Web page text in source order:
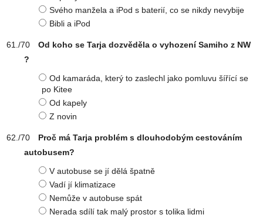
Svého manžela a iPod s baterií, co se nikdy nevybije
Bibli a iPod
Od koho se Tarja dozvěděla o vyhození Samiho z NW
?
Od kamaráda, který to zaslechl jako pomluvu šířící se
po Kitee
Od kapely
Z novin
Proč má Tarja problém s dlouhodobým cestováním
autobusem?
V autobuse se jí dělá špatně
Vadí jí klimatizace
Nemůže v autobuse spát
Nerada sdílí tak malý prostor s tolika lidmi